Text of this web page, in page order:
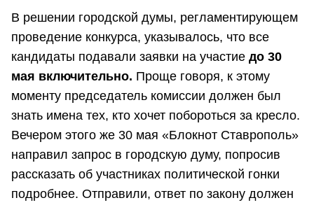
В решении городской думы, регламентирующем
проведение конкурса, указывалось, что все
кандидаты подавали заявки на участие до 30
мая включительно. Проще говоря, к этому
моменту председатель комиссии должен был
знать имена тех, кто хочет побороться за кресло.
Вечером этого же 30 мая «Блокнот Ставрополь»
направил запрос в городскую думу, попросив
рассказать об участниках политической гонки
подробнее. Отправили, ответ по закону должен